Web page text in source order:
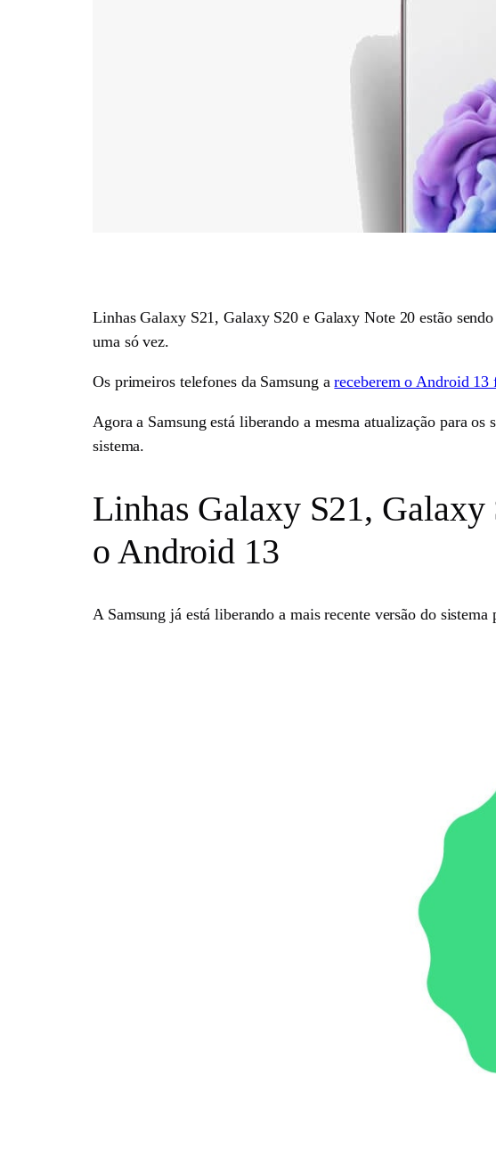
Linhas Galaxy S21, Galaxy S20 e Galaxy Note 20 estão
uma só vez.
Os primeiros telefones da Samsung areceberem o Android
Agora a Samsung está liberando a mesma atualização para
sistema.
Linhas Galaxy S21, Galaxy
o Android 13
A Samsung já está liberando a mais recente versão do